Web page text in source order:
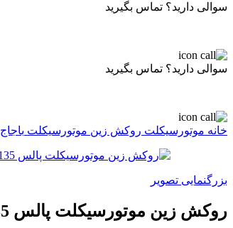
سوالی دارید؟ تماس بگیرید
سوالی دارید؟ تماس بگیرید
خانه موتورسیکلت روکش زین موتورسیکلت باجاج
بزرگنمایی تصویر
روکش زین موتورسیکلت پالس bajaj-pulsar ls135 مدل basic